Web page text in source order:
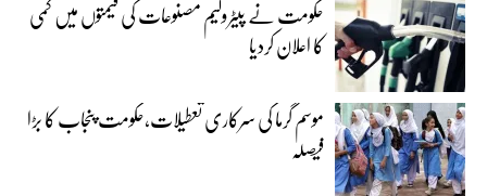
حکومت نے پیٹرولیم مصنوعات کی قیمتوں میں کمی
کا اعلان کردیا
موسم گرما کی سرکاری تعطیلات،حکومت پنجاب کا بڑا
فیصلہ